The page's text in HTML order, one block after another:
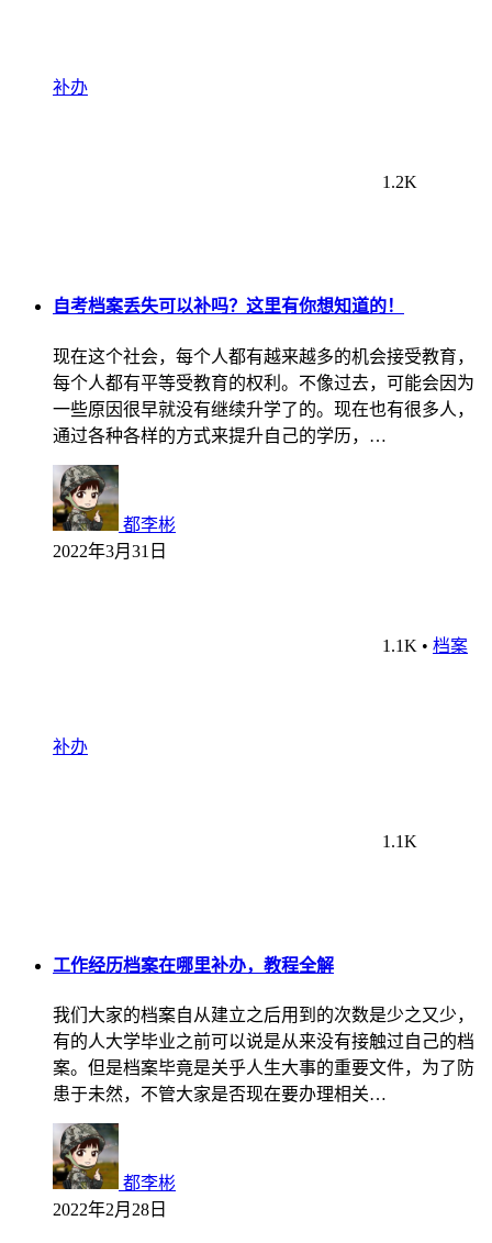
补办
1.2K
自考档案丢失可以补吗？这里有你想知道的！
现在这个社会，每个人都有越来越多的机会接受教育，
每个人都有平等受教育的权利。不像过去，可能会因为
一些原因很早就没有继续升学了的。现在也有很多人，
通过各种各样的方式来提升自己的学历，…
都李彬
2022年3月31日
1.1K • 档案
补办
1.1K
工作经历档案在哪里补办，教程全解
我们大家的档案自从建立之后用到的次数是少之又少，
有的人大学毕业之前可以说是从来没有接触过自己的档
案。但是档案毕竟是关乎人生大事的重要文件，为了防
患于未然，不管大家是否现在要办理相关…
都李彬
2022年2月28日